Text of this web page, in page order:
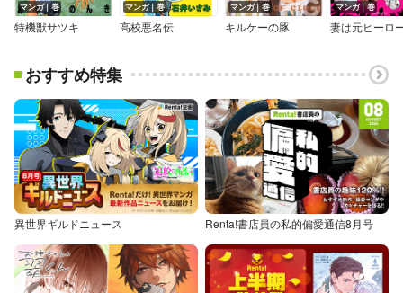
マンガ｜巻
特機獣サツキ
マンガ｜巻
高校悪名伝
マンガ｜巻
キルケーの豚
マンガ｜巻
妻は元ヒーロ
おすすめ特集
異世界ギルドニュース Renta!書店員の私的偏愛通信8月号